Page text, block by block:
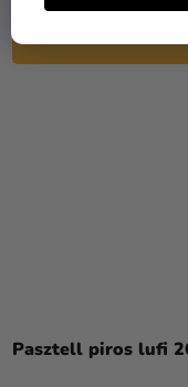
Pasztell piros lufi
termék